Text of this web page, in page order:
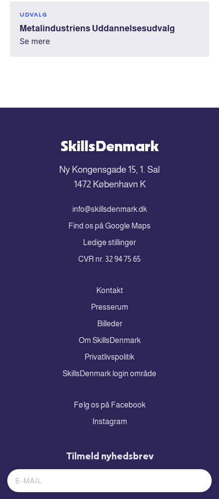
UDVALG
Metalindustriens Uddannelsesudvalg
Se mere
SkillsDenmark
Ny Kongensgade 15, 1. Sal
1472 København K
info@skillsdenmark.dk
Find os på Google Maps
Ledige stillinger
CVR nr. 32 94 75 65
Kontakt
Presserum
Billeder
Om SkillsDenmark
Privatlivspolitik
SkillsDenmark login område
Følg os på Facebook
Instagram
Tilmeld nyhedsbrev